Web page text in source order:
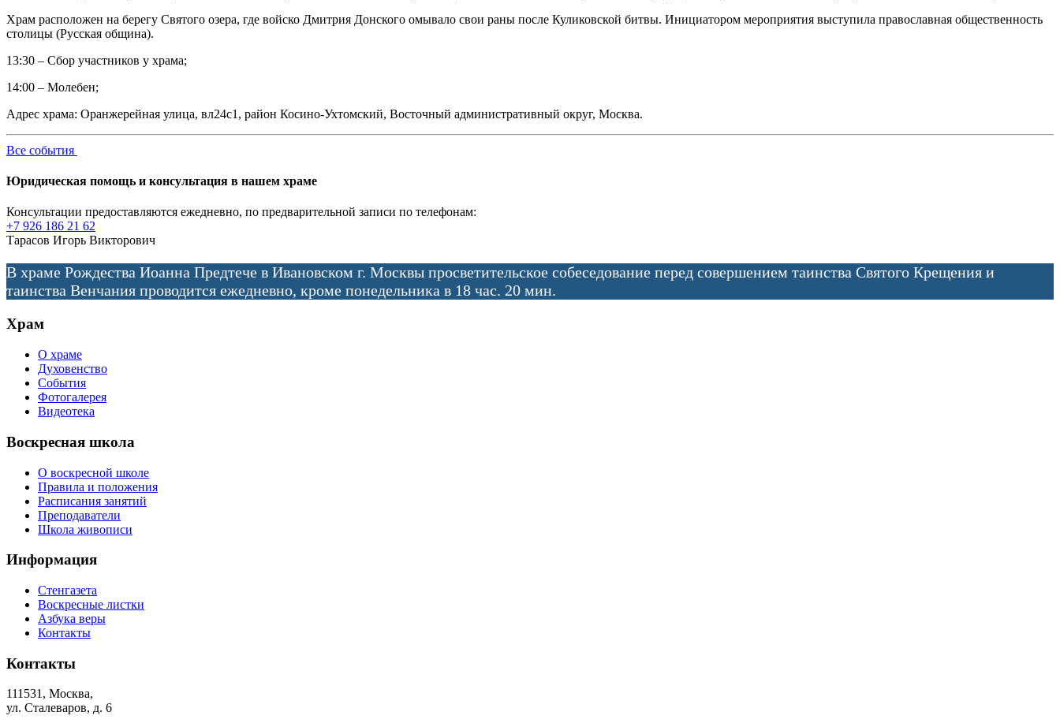
Храм расположен на берегу Святого озера, где войско Дмитрия Донского омывало свои раны после Куликовской битвы. Инициатором мероприятия выступила православная общественность
столицы (Русская община).
13:30 – Сбор участников у храма;
14:00 – Молебен;
Адрес храма: Оранжерейная улица, вл24с1, район Косино-Ухтомский, Восточный административный округ, Москва.
Все события
Юридическая помощь и консультация в нашем храме
Консультации предоставляются ежедневно, по предварительной записи по телефонам:
+7 926 186 21 62
Тарасов Игорь Викторович
В храме Рождества Иоанна Предтече в Ивановском г. Москвы просветительское собеседование перед совершением таинства Святого Крещения и
таинства Венчания проводится ежедневно, кроме понедельника в 18 час. 20 мин.
Храм
О храме
Духовенство
События
Фотогалерея
Видеотека
Воскресная школа
О воскресной школе
Правила и положения
Расписания занятий
Преподаватели
Школа живописи
Информация
Стенгазета
Воскресные листки
Азбука веры
Контакты
Контакты
111531, Москва,
ул. Сталеваров, д. 6